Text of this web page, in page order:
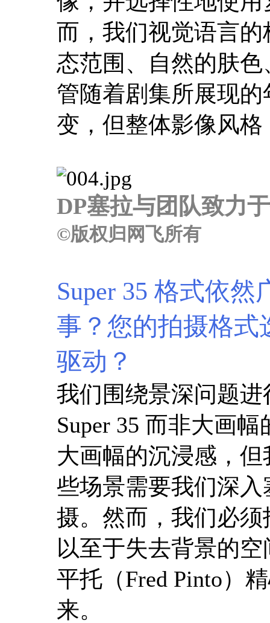
而，我们视觉语言
态范围、自然的肤
管随着剧集所展现
变，但整体影像风
DP塞拉与团队致力
©版权归网飞所有
Super 35 格式依
事？您的拍摄格式
驱动？
我们围绕景深问题
Super 35 而非大画
大画幅的沉浸感，
些场景需要我们深
摄。然而，我们必
以至于失去背景的
平托（Fred Pinto）
来。